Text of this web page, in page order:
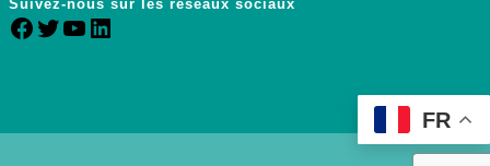
Suivez-nous sur les réseaux sociaux
FR